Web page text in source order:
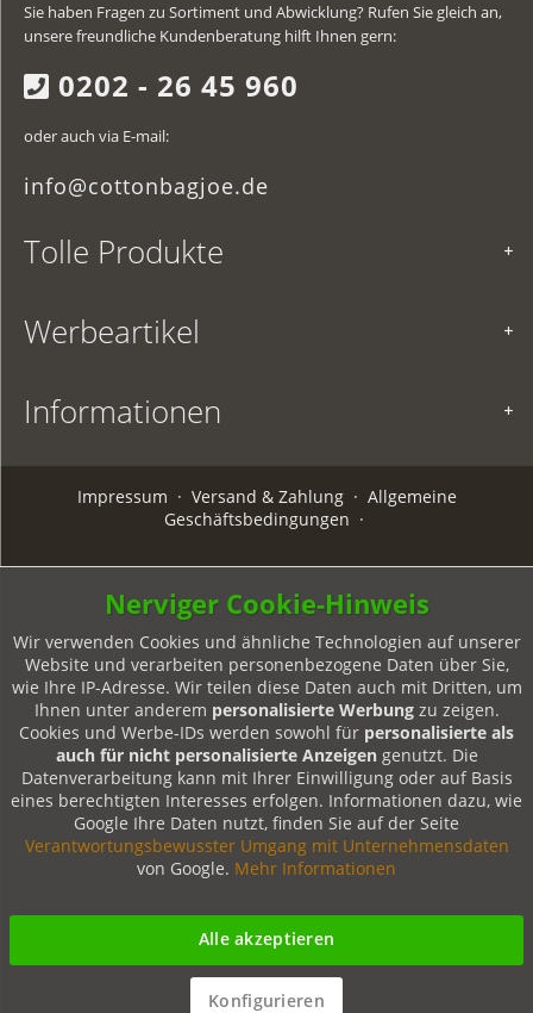
Tolle Produkte
Werbeartikel
Informationen
Sie haben Fragen zu Sortiment und Abwicklung? Rufen Sie gleich an,
unsere freundliche Kundenberatung hilft Ihnen gern:
0202 - 26 45 960
oder auch via E-mail:
info@cottonbagjoe.de
Impressum · Versand & Zahlung· Allgemeine
Geschäftsbedingungen ·
Nerviger Cookie-Hinweis
Wir verwenden Cookies und ähnliche Technologien auf unserer
Website und verarbeiten personenbezogene Daten über Sie,
wie Ihre IP-Adresse. Wir teilen diese Daten auch mit Dritten, um
Ihnen unter anderem personalisierte Werbungzu zeigen.
Cookies und Werbe-IDs werden sowohl für personalisierte als
auch für nicht personalisierte Anzeigengenutzt. Die
Datenverarbeitung kann mit Ihrer Einwilligung oder auf Basis
eines berechtigten Interesses erfolgen. Informationen dazu, wie
Google Ihre Daten nutzt, finden Sie auf der Seite
Verantwortungsbewusster Umgang mit Unternehmensdaten
von Google. Mehr Informationen
Alle akzeptieren
Konfigurieren